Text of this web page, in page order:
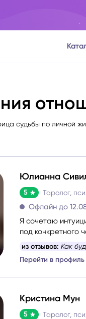
судьбы по личной
Юлианна
5
Офлайн до
Я сочетаю
под конкретного
одни и те же
дальше с
из отзывов: Как
Перейти в профиль
Кристина Мун
5 Таролог,